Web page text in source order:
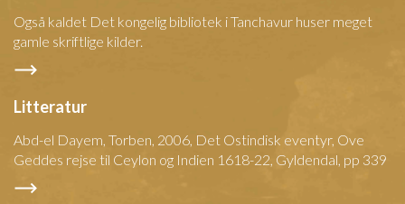
Også kaldet Det kongelig bibliotek i Tanchavur huser meget
gamle skriftlige kilder.
Litteratur
Abd-el Dayem, Torben, 2006, Det Ostindisk eventyr, Ove
Geddes rejse til Ceylon og Indien 1618-22, Gyldendal, pp 339